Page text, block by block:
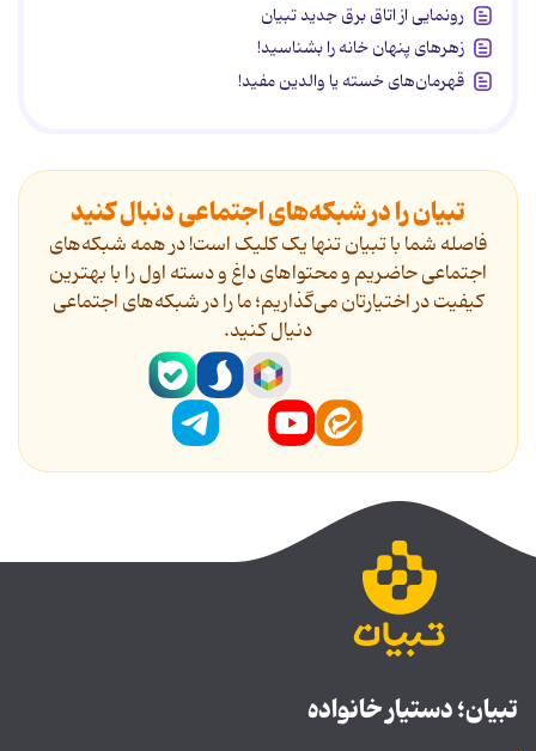
رونمایی از اتاق برق جدید تبیان
زهرهای پنهان خانه را بشناسید!
قهرمان‌های خسته یا والدین مفید!
تبیان را در شبکه‌های اجتماعی دنبال کنید
فاصله شما با تبیان تنها یک کلیک است! در همه شبکه‌های
اجتماعی حاضریم و محتواهای داغ و دسته اول را با بهترین
کیفیت در اختیارتان می‌گذاریم؛ ما را در شبکه‌های اجتماعی
دنیال کنید.
تبیان؛ دستیار خانواده